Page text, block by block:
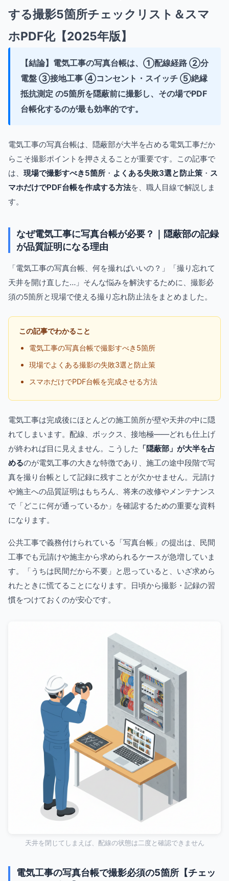
する撮影5箇所チェックリスト＆スマ
ホPDF化【2025年版】
【結論】電気工事の写真台帳は、①配線経路 ②分
電盤 ③接地工事 ④コンセント・スイッチ ⑤絶縁
抵抗測定 の5箇所を隠蔽前に撮影し、その場でPDF
台帳化するのが最も効率的です。
電気工事の写真台帳は、隠蔽部が大半を占める電気工事だか
らこそ撮影ポイントを押さえることが重要です。この記事で
は、 現場で撮影すべき5箇所 ・ よくある失敗3選と防止策 ・ ス
マホだけでPDF台帳を作成する方法を、職人目線で解説しま
す。
なぜ電気工事に写真台帳が必要？｜隠蔽部の記録
が品質証明になる理由
「電気工事の写真台帳、何を撮ればいいの？」「撮り忘れて
天井を開け直した…」そんな悩みを解決するために、撮影必
須の5箇所と現場で使える撮り忘れ防止法をまとめました。
この記事でわかること
電気工事の写真台帳で撮影すべき5箇所
現場でよくある撮影の失敗3選と防止策
スマホだけでPDF台帳を完成させる方法
電気工事は完成後にほとんどの施工箇所が壁や天井の中に隠
れてしまいます。配線、ボックス、接地極――どれも仕上げ
が終われば目に見えません。こうした 「隠蔽部」が大半を占
めるのが電気工事の大きな特徴であり、施工の途中段階で写
真を撮り台帳として記録に残すことが欠かせません。元請け
や施主への品質証明はもちろん、将来の改修やメンテナンス
で「どこに何が通っているか」を確認するための重要な資料
になります。
公共工事で義務付けられている「写真台帳」の提出は、民間
工事でも元請けや施主から求められるケースが急増していま
す。「うちは民間だから不要」と思っていると、いざ求めら
れたときに慌てることになります。日頃から撮影・記録の習
慣をつけておくのが安心です。
天井を閉じてしまえば、配線の状態は二度と確認できません
電気工事の写真台帳で撮影必須の5箇所【チェッ